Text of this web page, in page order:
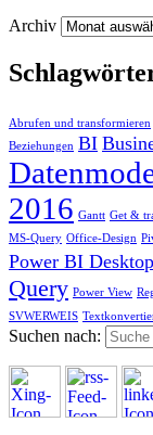
Archiv
Abrufen und transformieren
Beziehungen BI
2016 Gantt Get &
MS-Query Office-Design
Power BI Desktop
Query Power View
SVWERWEIS
Suchen nach: